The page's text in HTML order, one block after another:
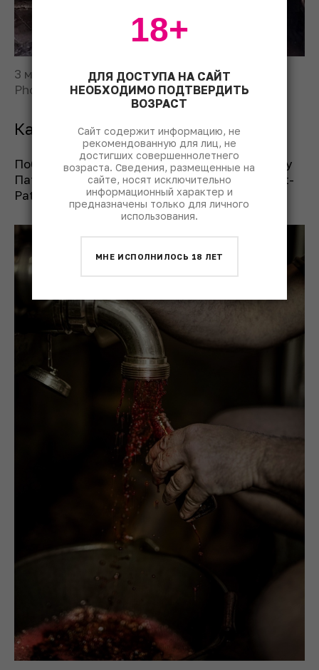
3 место. LM Archer/Pink Lady® Food
Photographer of the Year
Категория «Производство»
Победа в этой категории досталась французу
Патрику Десгропу. На снимке рабочий Clos St-
Patrice в Шатонёф-дю-Пап.
ДЛЯ ДОСТУПА НА САЙТ
НЕОБХОДИМО ПОДТВЕРДИТЬ
ВОЗРАСТ
Сайт содержит информацию, не
рекомендованную для лиц, не
достигших совершеннолетнего
возраста. Сведения, размещенные на
сайте, носят исключительно
информационный характер и
предназначены только для личного
использования.
МНЕ ИСПОЛНИЛОСЬ 18 ЛЕТ
18+